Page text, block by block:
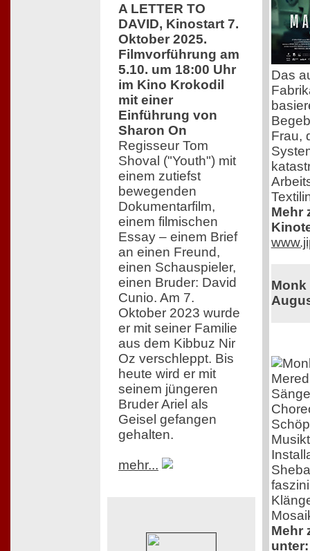
A LETTER TO
DAVID, Kinostart 7.
Oktober 2025.
Filmvorführung am
5.10. um 18:00 Uhr
im Kino Krokodil
mit einer
Einführung von
Sharon On
Regisseur Tom
Shoval ("Youth") mit
einem zutiefst
bewegenden
Dokumentarfilm,
einem filmischen
Essay – einem Brief
an einen Freund,
einen Schauspieler,
einen Bruder: David
Cunio. Am 7.
Oktober 2023 wurde
er mit seiner Familie
aus dem Kibbuz Nir
Oz verschleppt. Bis
heute wird er mit
seinem jüngeren
Bruder Ariel als
Geisel gefangen
gehalten.
mehr...
Das
Frau,
Mehr
Monk
Mehr
unter: